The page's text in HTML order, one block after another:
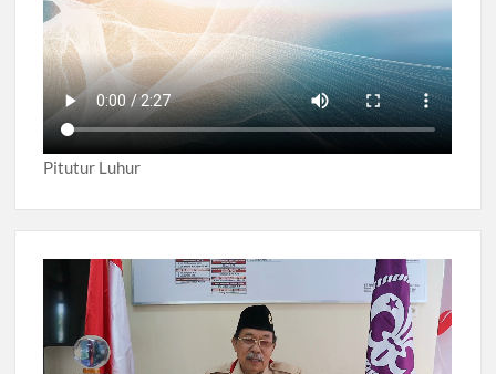
Pitutur Luhur